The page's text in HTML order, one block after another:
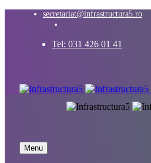
secretariat@infrastructura5.ro
Tel: 031 426 01 41
Menu